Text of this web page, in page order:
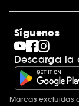
Descubrir
Código
Rebajas
San Valentín
Día del Padre
Premio Sephora
Día de la Madre
Calendario
Singles' Day
Síguenos
Descarga la
Marcas excluidas